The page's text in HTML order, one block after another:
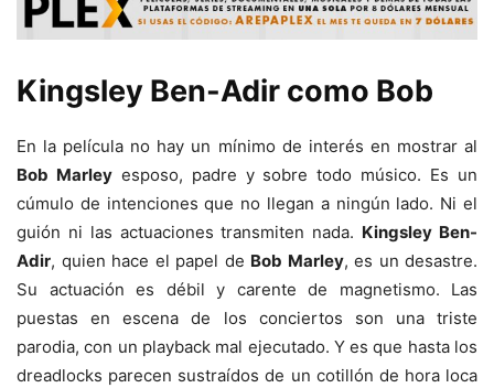
Kingsley Ben-Adir como Bob
En la película no hay un mínimo de interés en mostrar al
Bob Marleyesposo, padre y sobre todo músico. Es un
cúmulo de intenciones que no llegan a ningún lado. Ni el
guión ni las actuaciones transmiten nada. Kingsley Ben-
Adir, quien hace el papel de Bob Marley, es un desastre.
Su actuación es débil y carente de magnetismo. Las
puestas en escena de los conciertos son una triste
parodia, con un playback mal ejecutado. Y es que hasta los
dreadlocks parecen sustraídos de un cotillón de hora loca